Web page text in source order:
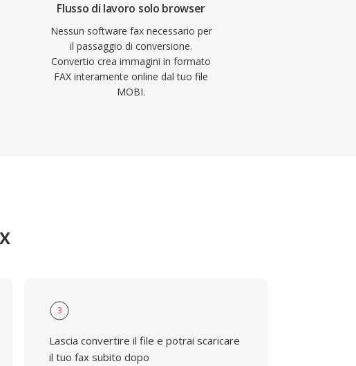
Flusso di lavoro solo browser
Nessun software fax necessario per
il passaggio di conversione.
Convertio crea immagini in formato
FAX interamente online dal tuo file
MOBI.
3
Lascia convertire il file e potrai scaricare
il tuo fax subito dopo